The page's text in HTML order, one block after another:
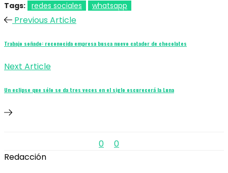
Tags: redes sociales whatsapp
Previous Article
Trabajo soñado: reconocida empresa busca nuevo catador de chocolates
Next Article
Un eclipse que sólo se da tres veces en el siglo oscurecerá la Luna
0
0
Redacción